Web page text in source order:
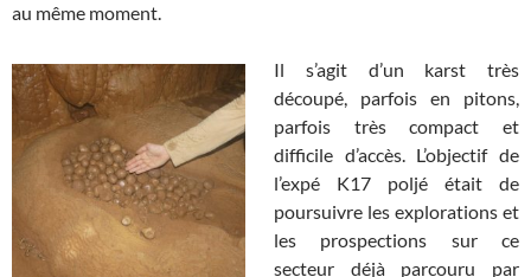
au même moment.
Il s’agit d’un karst très
découpé, parfois en pitons,
parfois très compact et
difficile d’accès. L’objectif de
l’expé K17 poljé était de
poursuivre les explorations et
les prospections sur ce
secteur déjà parcouru par